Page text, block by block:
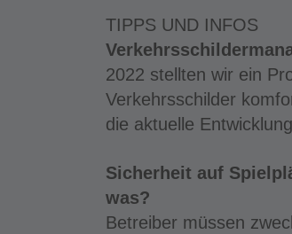
TIPPS UND INFOS
2022 stellten wir ein
Verkehrsschilder
die aktuelle
Sicherheit auf
was?
Betreiber müssen